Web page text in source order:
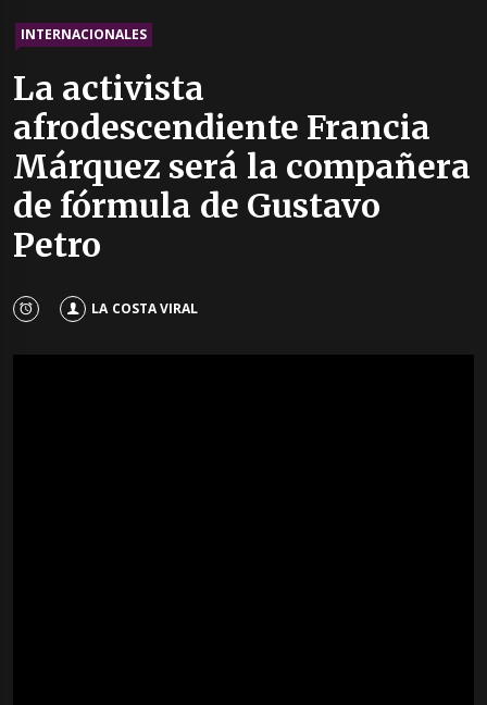
INTERNACIONALES
La activista
afrodescendiente Francia
Márquez será la compañera
de fórmula de Gustavo
Petro
LA COSTA VIRAL